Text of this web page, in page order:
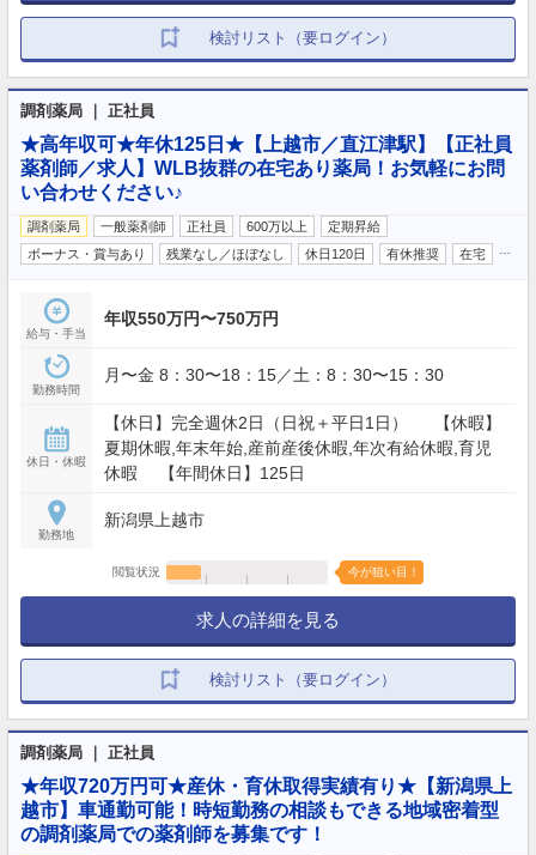
検討リスト（要ログイン）
調剤薬局 ｜ 正社員
★高年収可★年休125日★【上越市／直江津駅】【正社員
薬剤師／求人】WLB抜群の在宅あり薬局！お気軽にお問
い合わせください♪
調剤薬局 一般薬剤師 正社員 600万以上
定期昇給
ボーナス・賞与あり
残業なし／ほぼなし 休日120日 有休推奨 在宅
給与・手当
年収550万円〜750万円
勤務時間
月〜金 8：30〜18：15／土：8：30〜15：30
休日・休暇
【休日】完全週休2日（日祝＋平日1日） 【休暇】
夏期休暇,年末年始,産前産後休暇,年次有給休暇,育児
休暇 【年間休日】125日
勤務地
新潟県上越市
閲覧状況 今が狙い目！
求人の詳細を見る
検討リスト（要ログイン）
調剤薬局 ｜ 正社員
★年収720万円可★産休・育休取得実績有り★【新潟県上
越市】車通勤可能！時短勤務の相談もできる地域密着型
の調剤薬局での薬剤師を募集です！